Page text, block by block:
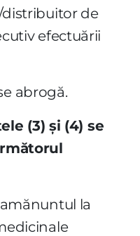
de
efectuării
abrogă.
(3) şi (4) se
la